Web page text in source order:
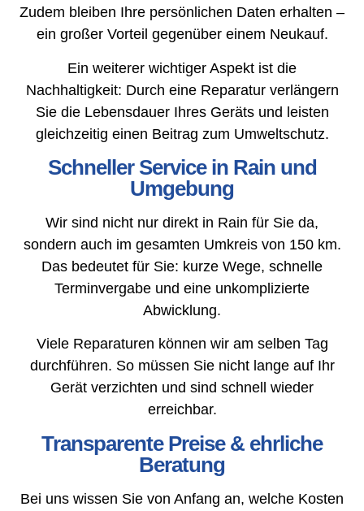
Zudem bleiben Ihre persönlichen Daten erhalten –
ein großer Vorteil gegenüber einem Neukauf.
Ein weiterer wichtiger Aspekt ist die
Nachhaltigkeit: Durch eine Reparatur verlängern
Sie die Lebensdauer Ihres Geräts und leisten
gleichzeitig einen Beitrag zum Umweltschutz.
Schneller Service in Rain und
Umgebung
Wir sind nicht nur direkt in Rain für Sie da,
sondern auch im gesamten Umkreis von 150 km.
Das bedeutet für Sie: kurze Wege, schnelle
Terminvergabe und eine unkomplizierte
Abwicklung.
Viele Reparaturen können wir am selben Tag
durchführen. So müssen Sie nicht lange auf Ihr
Gerät verzichten und sind schnell wieder
erreichbar.
Transparente Preise & ehrliche
Beratung
Bei uns wissen Sie von Anfang an, welche Kosten